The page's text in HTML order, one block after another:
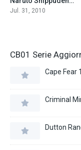
7.1
Jul. 31, 2010
CB01 Serie
Cape Fear
Criminal
Dutton